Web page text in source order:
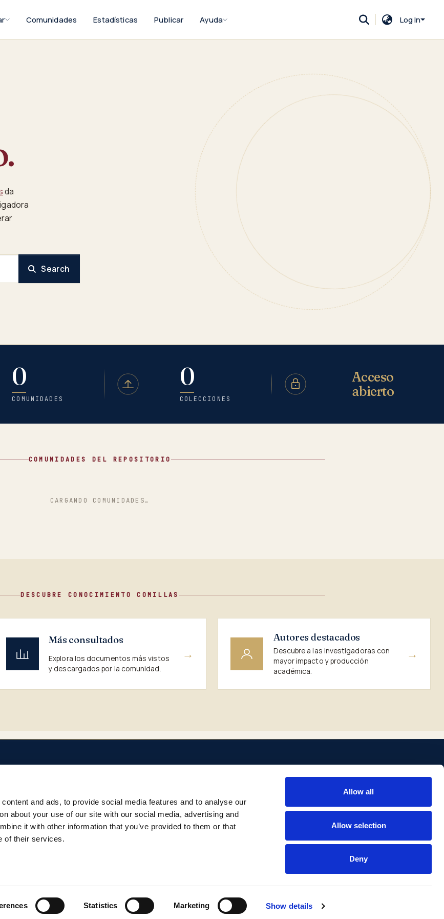
and ads, to provide social media features and to analyse our
about your use of our site with our social media, advertising and
it with other information that you’ve provided to them or that
of their services.
Statistics Marketing Show details
Allow all
Allow selection
Deny
Comunidades Estadísticas Publicar Ayuda Log In
da
Search
0
COMUNIDADES
0
COLECCIONES
Acceso
abierto
COMUNIDADES DEL REPOSITORIO
CARGANDO COMUNIDADES…
DESCUBRE CONOCIMIENTO COMILLAS
Más consultados
Explora los documentos más vistos
y descargados por la comunidad.
→
Autores destacados
Descubre a las investigadoras con
mayor impacto y producción
académica.
→
Contacto
Investigación Comillas